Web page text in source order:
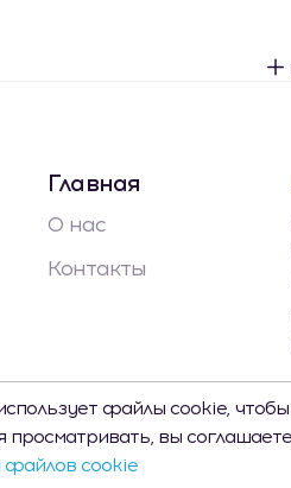
Главная
О нас
Контакты
файлы cookie,
вы
файлов cookie